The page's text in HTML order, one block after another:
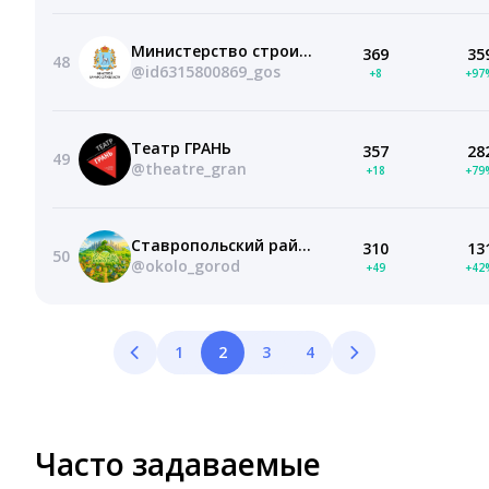
48
Министерство строительства Самарской области
@id6315800869_gos
369
+8
49
Театр ГРАНЬ
@theatre_gran
357
+18
50
Ставропольский район
@okolo_gorod
310
+49
1 2 3 4
Часто задаваемые